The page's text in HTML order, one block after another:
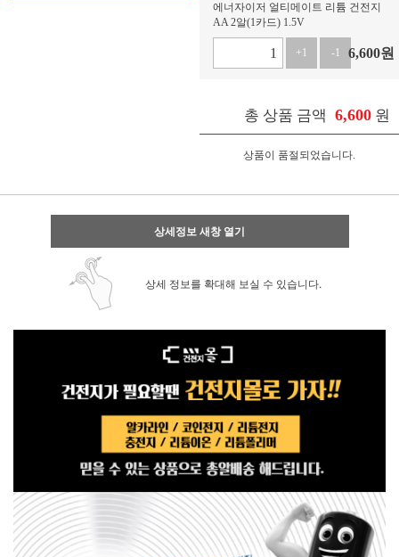
에너자이저 얼티메이트 리튬 건전지
AA 2알(1카드) 1.5V
+1 -1 6,600원
총 상품 금액 6,600 원
상품이 품절되었습니다.
상세정보 새창 열기
상세 정보를 확대해 보실 수 있습니다.